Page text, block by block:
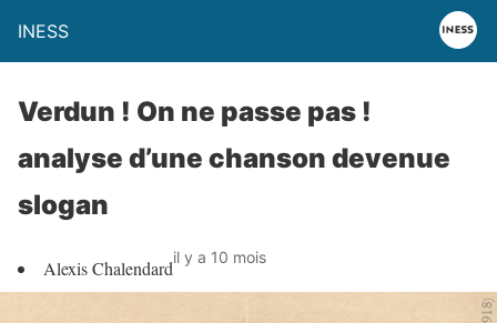
INESS
Verdun ! On ne passe pas !
analyse d’une chanson devenue
slogan
Alexis Chalendardil y a 10 mois